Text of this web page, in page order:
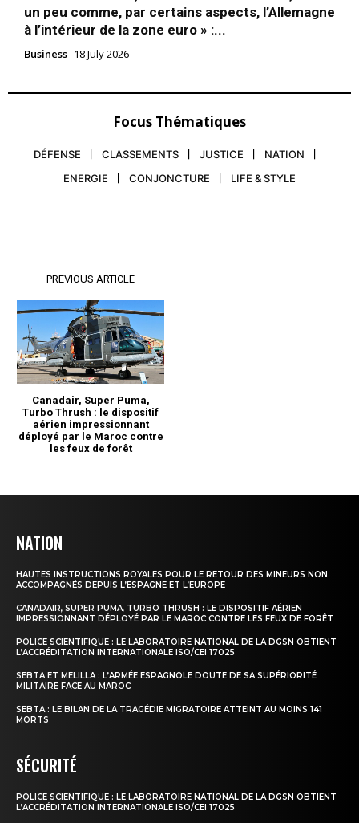
NATION
HAUTES INSTRUCTIONS ROYALES POUR LE RETOUR DES MINEURS NON
ACCOMPAGNÉS DEPUIS L’ESPAGNE ET L’EUROPE
CANADAIR, SUPER PUMA, TURBO THRUSH : LE DISPOSITIF AÉRIEN
IMPRESSIONNANT DÉPLOYÉ PAR LE MAROC CONTRE LES FEUX DE FORÊT
POLICE SCIENTIFIQUE : LE LABORATOIRE NATIONAL DE LA DGSN OBTIENT
L’ACCRÉDITATION INTERNATIONALE ISO/CEI 17025
SEBTA ET MELILLA : L’ARMÉE ESPAGNOLE DOUTE DE SA SUPÉRIORITÉ
MILITAIRE FACE AU MAROC
SEBTA : LE BILAN DE LA TRAGÉDIE MIGRATOIRE ATTEINT AU MOINS 141
MORTS
SÉCURITÉ
POLICE SCIENTIFIQUE : LE LABORATOIRE NATIONAL DE LA DGSN OBTIENT
L’ACCRÉDITATION INTERNATIONALE ISO/CEI 17025